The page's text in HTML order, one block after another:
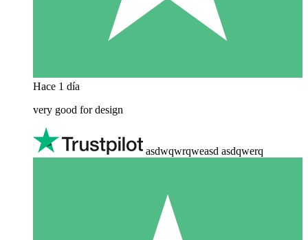
Hace 1 día
very good for design
asdwqwrqweasd asdqwerq